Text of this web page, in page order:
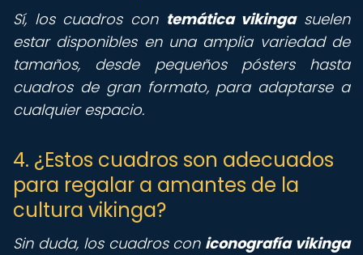
Sí, los cuadros con temática vikingasuelen
estar disponibles en una amplia variedad de
tamaños, desde pequeños pósters hasta
cuadros de gran formato, para adaptarse a
cualquier espacio.
4. ¿Estos cuadros son adecuados
para regalar a amantes de la
cultura vikinga?
Sin duda, los cuadros con iconografía vikinga